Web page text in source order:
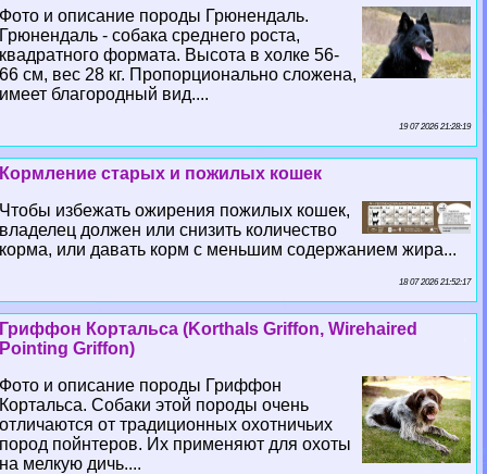
Фото и описание породы Грюнендаль.
Грюнендаль - собака среднего роста,
квадратного формата. Высота в холке 56-
66 см, вес 28 кг. Пропорционально сложена,
имеет благородный вид....
19 07 2026 21:28:19
Кормление старых и пожилых кошек
Чтобы избежать ожирения пожилых кошек,
владелец должен или снизить количество
корма, или давать корм с меньшим содержанием жира...
18 07 2026 21:52:17
Гриффон Кортальса (Korthals Griffon, Wirehaired
Pointing Griffon)
Фото и описание породы Гриффон
Кортальса. Собаки этой породы очень
отличаются от традиционных охотничьих
пород пойнтеров. Их применяют для охоты
на мелкую дичь....